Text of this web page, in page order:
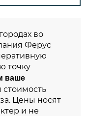
во
Ферус
точку
ваше
стоимость
Цены носят
и не